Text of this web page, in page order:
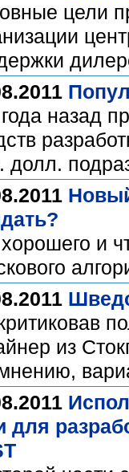
цели
назад
долл.
и
из
для